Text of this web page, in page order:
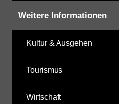
Weitere Informationen
Kultur & Ausgehen
Tourismus
Wirtschaft